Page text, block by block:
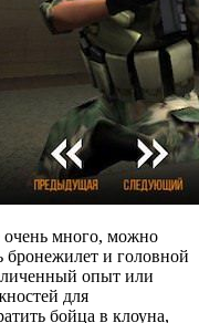
очень много, можно
бронежилет и головной
опыт или
для
бойца в клоуна,